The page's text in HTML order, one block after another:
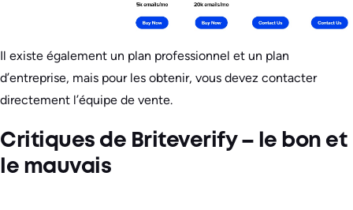
Il existe également un plan professionnel et un plan
d’entreprise, mais pour les obtenir, vous devez contacter
directement l’équipe de vente.
Critiques de Briteverify – le bon et
le mauvais